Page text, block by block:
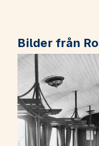
Bilder från